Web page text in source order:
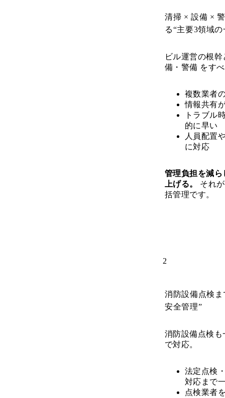
清掃 × 設備 ×
る“主要3領域
ビル運営の根
備・警備 をす
複数業者
情報共有
トラブル
的に早い
人員配置
に対応
管理負担を減
上げる。
それ
括管理です。
2
消防設備点検
安全管理”
消防設備点検
で対応。
法定点検
対応まで
点検業者